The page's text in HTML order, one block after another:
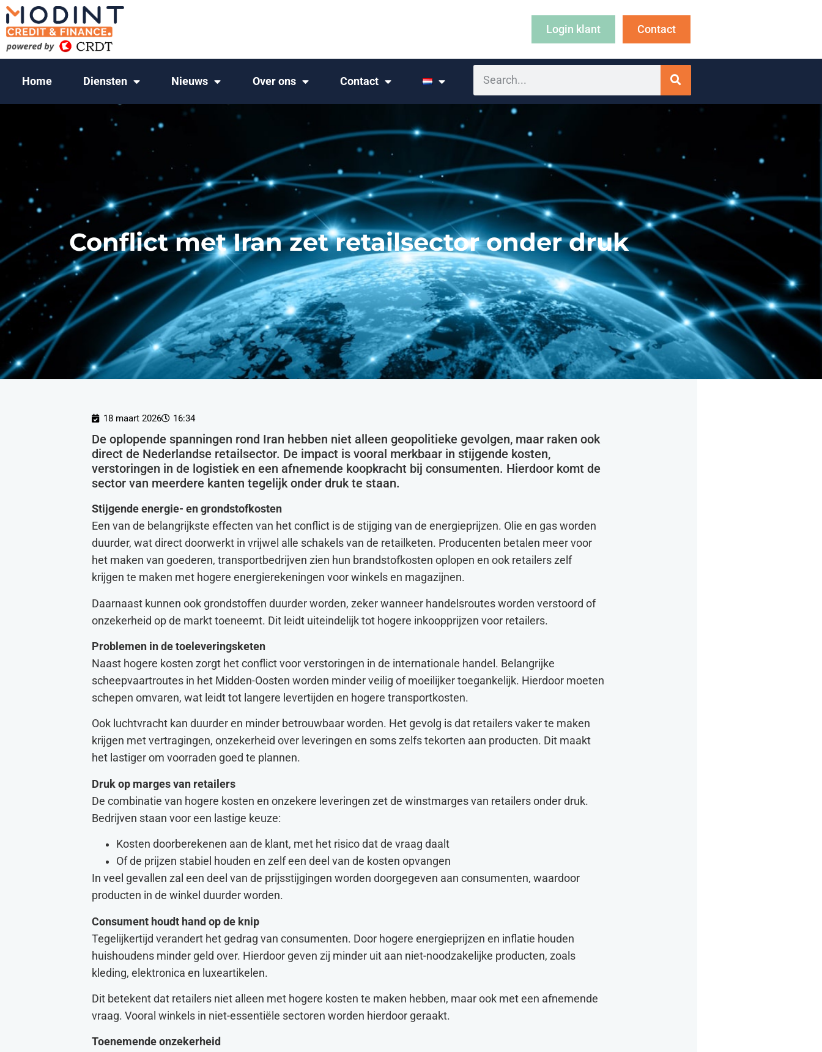
Login klant Contact
Home Diensten Nieuws Over ons Contact
Conflict met Iran zet retailsector onder druk
18 maart 2026 16:34
De oplopende spanningen rond Iran hebben niet alleen geopolitieke gevolgen, maar raken ook
direct de Nederlandse retailsector. De impact is vooral merkbaar in stijgende kosten,
verstoringen in de logistiek en een afnemende koopkracht bij consumenten. Hierdoor komt de
sector van meerdere kanten tegelijk onder druk te staan.
Stijgende energie- en grondstofkosten
Een van de belangrijkste effecten van het conflict is de stijging van de energieprijzen. Olie en gas worden
duurder, wat direct doorwerkt in vrijwel alle schakels van de retailketen. Producenten betalen meer voor
het maken van goederen, transportbedrijven zien hun brandstofkosten oplopen en ook retailers zelf
krijgen te maken met hogere energierekeningen voor winkels en magazijnen.
Daarnaast kunnen ook grondstoffen duurder worden, zeker wanneer handelsroutes worden verstoord of
onzekerheid op de markt toeneemt. Dit leidt uiteindelijk tot hogere inkoopprijzen voor retailers.
Problemen in de toeleveringsketen
Naast hogere kosten zorgt het conflict voor verstoringen in de internationale handel. Belangrijke
scheepvaartroutes in het Midden-Oosten worden minder veilig of moeilijker toegankelijk. Hierdoor moeten
schepen omvaren, wat leidt tot langere levertijden en hogere transportkosten.
Ook luchtvracht kan duurder en minder betrouwbaar worden. Het gevolg is dat retailers vaker te maken
krijgen met vertragingen, onzekerheid over leveringen en soms zelfs tekorten aan producten. Dit maakt
het lastiger om voorraden goed te plannen.
Druk op marges van retailers
De combinatie van hogere kosten en onzekere leveringen zet de winstmarges van retailers onder druk.
Bedrijven staan voor een lastige keuze:
Kosten doorberekenen aan de klant, met het risico dat de vraag daalt
Of de prijzen stabiel houden en zelf een deel van de kosten opvangen
In veel gevallen zal een deel van de prijsstijgingen worden doorgegeven aan consumenten, waardoor
producten in de winkel duurder worden.
Consument houdt hand op de knip
Tegelijkertijd verandert het gedrag van consumenten. Door hogere energieprijzen en inflatie houden
huishoudens minder geld over. Hierdoor geven zij minder uit aan niet-noodzakelijke producten, zoals
kleding, elektronica en luxeartikelen.
Dit betekent dat retailers niet alleen met hogere kosten te maken hebben, maar ook met een afnemende
vraag. Vooral winkels in niet-essentiële sectoren worden hierdoor geraakt.
Toenemende onzekerheid